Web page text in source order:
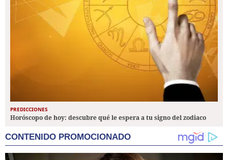
PREDICCIONES
Horóscopo de hoy: descubre qué le espera a tu signo del zodiaco
CONTENIDO PROMOCIONADO